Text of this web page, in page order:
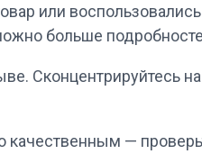
или
больше
Сконцентрируйтесь
—